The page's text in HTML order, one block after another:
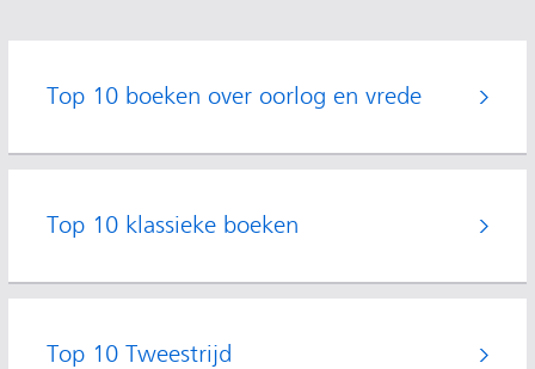
Top 10 boeken over oorlog en vrede
Top 10 klassieke boeken
Top 10 Tweestrijd